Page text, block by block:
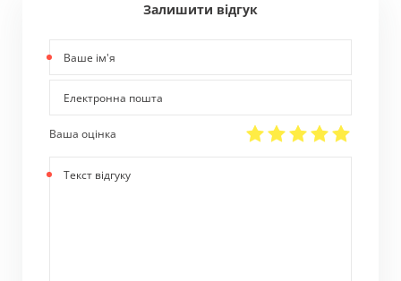
Залишити відгук
ім'я
пошта
Ваша оцінка
відгуку